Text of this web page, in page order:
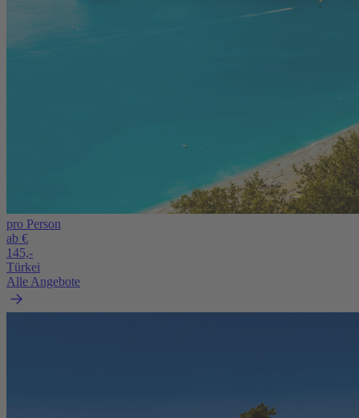
pro Person
ab €
145,-
Türkei
Alle Angebote